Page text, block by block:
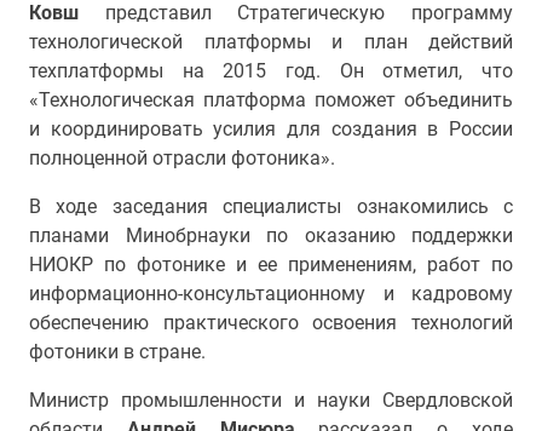
Ковш представил Стратегическую программу
технологической платформы и план действий
техплатформы на 2015 год. Он отметил, что
«Технологическая платформа поможет объединить
и координировать усилия для создания в России
полноценной отрасли фотоника».
В ходе заседания специалисты ознакомились с
планами Минобрнауки по оказанию поддержки
НИОКР по фотонике и ее применениям, работ по
информационно-консультационному и кадровому
обеспечению практического освоения технологий
фотоники в стране.
Министр промышленности и науки Свердловской